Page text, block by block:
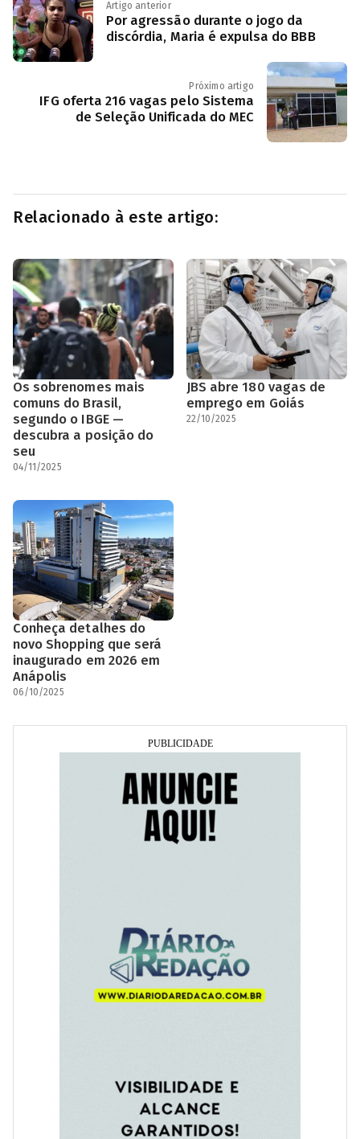
Artigo anterior
Por agressão durante o jogo da
discórdia, Maria é expulsa do BBB
Próximo artigo
IFG oferta 216 vagas pelo Sistema
de Seleção Unificada do MEC
Relacionado à este artigo:
Os sobrenomes mais
comuns do Brasil,
segundo o IBGE —
descubra a posição do
seu
04/11/2025
JBS abre 180 vagas de
emprego em Goiás
22/10/2025
Conheça detalhes do
novo Shopping que será
inaugurado em 2026 em
Anápolis
06/10/2025